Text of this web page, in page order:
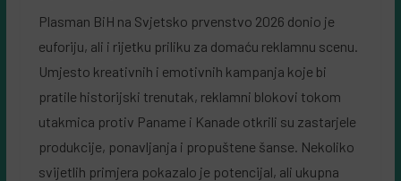
Plasman BiH na Svjetsko prvenstvo 2026 donio je
euforiju, ali i rijetku priliku za domaću reklamnu scenu.
Umjesto kreativnih i emotivnih kampanja koje bi
pratile historijski trenutak, reklamni blokovi tokom
utakmica protiv Paname i Kanade otkrili su zastarjele
produkcije, ponavljanja i propuštene šanse. Nekoliko
svijetlih primjera pokazalo je potencijal, ali ukupna